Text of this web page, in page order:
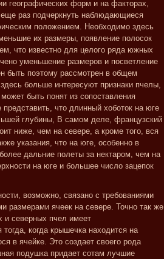
географических форм и на факторах,
раз подчеркнуть наблюдающиеся
положением. Необходимо здесь
их размеры, появление полосок
что известно для целого ряда южных
уменьшение размеров и посветление
быть поэтому рассмотрен в общем
больше интересуют признаки пчелы,
быть понят из сопоставления
что длинный хоботок на юге
глубины, В самом деле, французский
ниже, чем на севере, а кроме того, вся
указания, что на юге, особенно в
дальние полеты за нектаром, чем на
на юге и большее число зацепок
возможно, связано с требованиями
размерами ячеек на севере. Точно так же
и северных пчел имеет
когда крышечка находится на
в ячейке. Это создает своего рода
подушка придает сотам лучшие